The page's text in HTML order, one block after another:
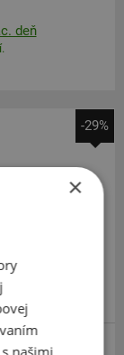
deň
-29%
×
našimi